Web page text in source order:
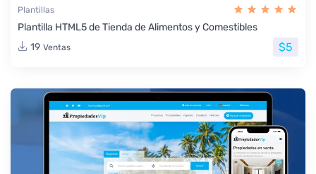
Plantillas
Plantilla HTML5 de Tienda de Alimentos y Comestibles
19 Ventas $5